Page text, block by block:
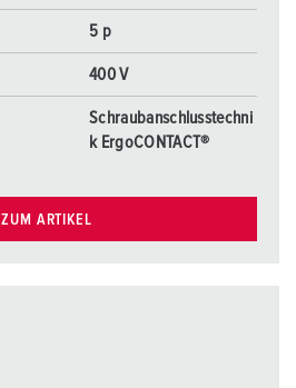
5 p
400 V
Schraubanschlusstechni
k ErgoCONTACT®
ZUM ARTIKEL